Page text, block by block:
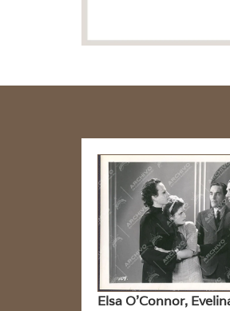
Elsa O’Connor,